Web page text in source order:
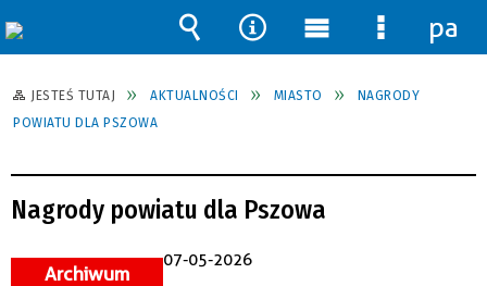
JESTEŚ TUTAJ AKTUALNOŚCI MIASTO
NAGRODY
POWIATU DLA PSZOWA
Nagrody powiatu dla Pszowa
Archiwum
07-05-2026
Wyszukiwarka
Narzędzia
Menu
główne
Menu